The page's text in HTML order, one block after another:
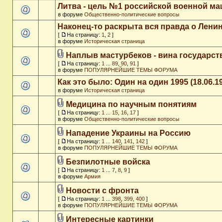
Литва - цель №1 российской военной
в форуме Общественно-политические вопросы
Наконец-то раскрыта вся правда о
[ На страницу: 1 2 ]
в форуме Историческая страница
Наплыв мастурбеков - вина
[ На страницу: 1 89 90 91 ]
в форуме ПОПУЛЯРНЕЙШИЕ ТЕМЫ ФОРУМА
Как это было: Один на один 1995
в форуме Историческая страница
Медицина по научным понятиям
[ На страницу: 1 15 16 17 ]
в форуме Общественно-политические вопросы
Нападение Украины на Россию
[ На страницу: 1 140 141 142 ]
в форуме ПОПУЛЯРНЕЙШИЕ ТЕМЫ ФОРУМА
Безпилотные войска
[ На страницу: 1 7 8 9 ]
в форуме Армия
Новости с фронта
[ На страницу: 1 398 399 400 ]
в форуме ПОПУЛЯРНЕЙШИЕ ТЕМЫ ФОРУМА
Интересные картинки